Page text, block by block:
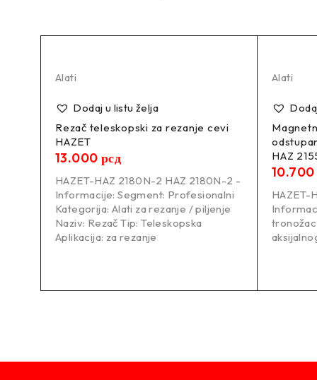
Alati
Dodaj u listu želja
Rezač teleskopski za rezanje cevi
HAZET
13.000 рсд
HAZET-HAZ 2180N-2 HAZ 2180N-2 -
Informacije: Segment: Profesionalni
Kategorija: Alati za rezanje / piljenje
Naziv: Rezač Tip: Teleskopska
Aplikacija: za rezanje
Alati
HAZ
10.700
HAZET-